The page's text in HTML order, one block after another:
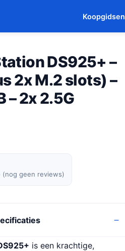
Koopgidsen
DS925+ –
2x M.2 slots) –
– 2x 2.5G
(nog geen reviews)
is een krachtige,